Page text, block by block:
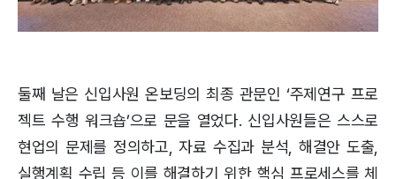
둘째 날은 신입사원 온보딩의 최종 관문인 ‘주제연구 프로
젝트 수행 워크숍’으로 문을 열었다. 신입사원들은 스스로
현업의 문제를 정의하고, 자료 수집과 분석, 해결안 도출,
실행계획 수립 등 이를 해결하기 위한 핵심 프로세스를 체